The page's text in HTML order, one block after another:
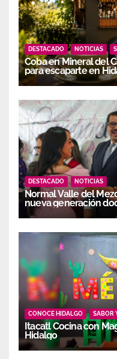
DESTACADO NOTICIAS
Coba en Mineral del
para escaparte en
DESTACADO NOTICIAS
Normal Valle del
nueva generación
CONOCE HIDALGO SABOR
Itacatl Cocina con
Hidalgo